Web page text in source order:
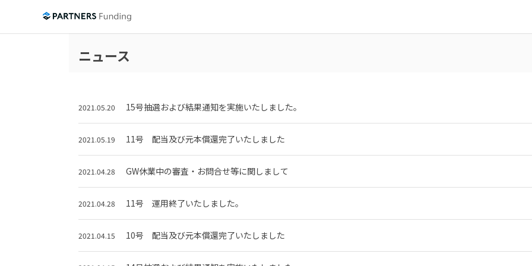
ニュース
2021.05.20 15号抽選および結果通知を実施いたしました。
2021.05.19 11号 配当及び元本償還完了いたしました
2021.04.28 GW休業中の審査・お問合せ等に関しまして
2021.04.28 11号 運用終了いたしました。
2021.04.15 10号 配当及び元本償還完了いたしました